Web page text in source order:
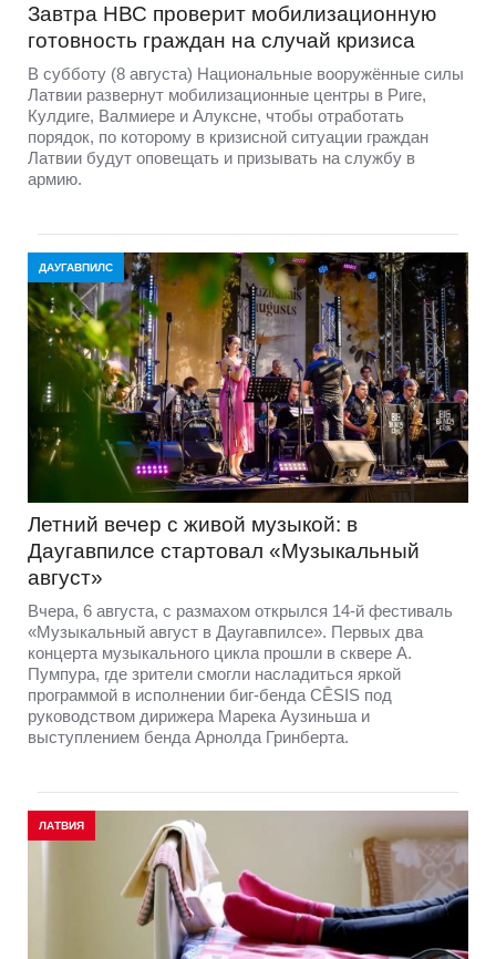
Завтра НВС проверит мобилизационную
готовность граждан на случай кризиса
В субботу (8 августа) Национальные вооружённые силы
Латвии развернут мобилизационные центры в Риге,
Кулдиге, Валмиере и Алуксне, чтобы отработать
порядок, по которому в кризисной ситуации граждан
Латвии будут оповещать и призывать на службу в
армию.
ДАУГАВПИЛС
Летний вечер с живой музыкой: в
Даугавпилсе стартовал «Музыкальный
август»
Вчера, 6 августа, с размахом открылся 14-й фестиваль
«Музыкальный август в Даугавпилсе». Первых два
концерта музыкального цикла прошли в сквере А.
Пумпура, где зрители смогли насладиться яркой
программой в исполнении биг-бенда CĒSIS под
руководством дирижера Марека Аузиньша и
выступлением бенда Арнолда Гринберта.
ЛАТВИЯ